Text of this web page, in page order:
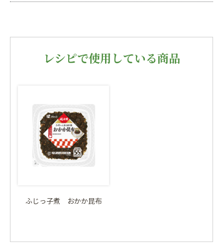
レシピで使用している商品
ふじっ子煮 おかか昆布